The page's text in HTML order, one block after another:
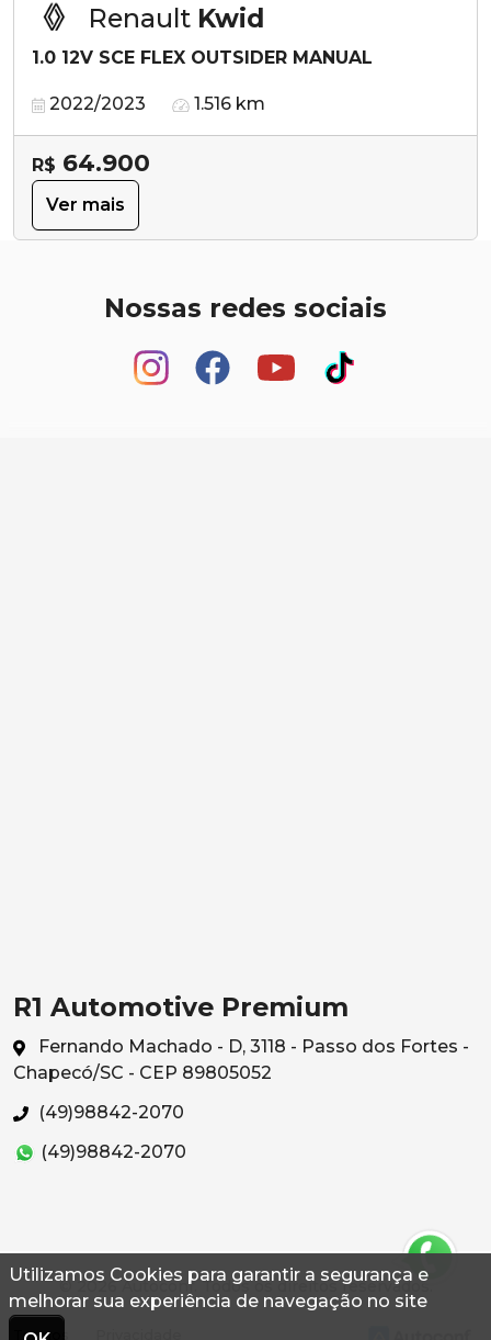
Utilizamos Cookies para garantir a segurança e
melhorar sua experiência de navegação no site
Renault Kwid
1.0 12V SCE FLEX OUTSIDER MANUAL
2022/2023 1.516 km
R$ 64.900
Ver mais
Nossas redes sociais
R1 Automotive Premium
Fernando Machado - D, 3118 - Passo dos Fortes -
Chapecó/SC - CEP 89805052
(49)98842-2070
(49)98842-2070
© 2026 Autoconf. Todos os direitos reservados.
Termos